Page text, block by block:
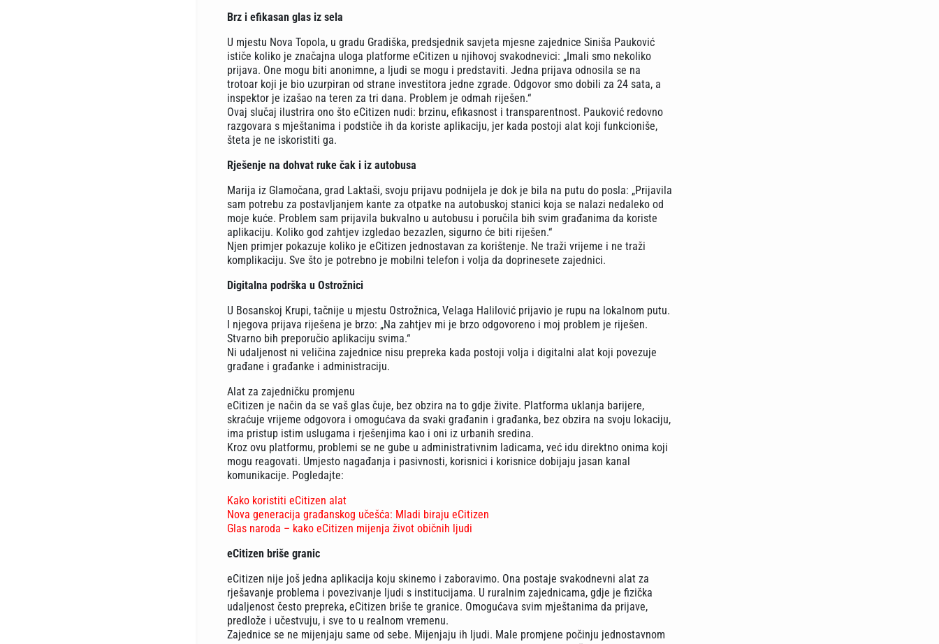
Brz i efikasan glas iz sela
U mjestu Nova Topola, u gradu Gradiška, predsjednik savjeta mjesne zajednice Siniša Pauković
ističe koliko je značajna uloga platforme eCitizen u njihovoj svakodnevici: „Imali smo nekoliko
prijava. One mogu biti anonimne, a ljudi se mogu i predstaviti. Jedna prijava odnosila se na
trotoar koji je bio uzurpiran od strane investitora jedne zgrade. Odgovor smo dobili za 24 sata, a
inspektor je izašao na teren za tri dana. Problem je odmah riješen.“
Ovaj slučaj ilustrira ono što eCitizen nudi: brzinu, efikasnost i transparentnost. Pauković redovno
razgovara s mještanima i podstiče ih da koriste aplikaciju, jer kada postoji alat koji funkcioniše,
šteta je ne iskoristiti ga.
Rješenje na dohvat ruke čak i iz autobusa
Marija iz Glamočana, grad Laktaši, svoju prijavu podnijela je dok je bila na putu do posla: „Prijavila
sam potrebu za postavljanjem kante za otpatke na autobuskoj stanici koja se nalazi nedaleko od
moje kuće. Problem sam prijavila bukvalno u autobusu i poručila bih svim građanima da koriste
aplikaciju. Koliko god zahtjev izgledao bezazlen, sigurno će biti riješen.“
Njen primjer pokazuje koliko je eCitizen jednostavan za korištenje. Ne traži vrijeme i ne traži
komplikaciju. Sve što je potrebno je mobilni telefon i volja da doprinesete zajednici.
Digitalna podrška u Ostrožnici
U Bosanskoj Krupi, tačnije u mjestu Ostrožnica, Velaga Halilović prijavio je rupu na lokalnom putu.
I njegova prijava riješena je brzo: „Na zahtjev mi je brzo odgovoreno i moj problem je riješen.
Stvarno bih preporučio aplikaciju svima.“
Ni udaljenost ni veličina zajednice nisu prepreka kada postoji volja i digitalni alat koji povezuje
građane i građanke i administraciju.
Alat za zajedničku promjenu
eCitizen je način da se vaš glas čuje, bez obzira na to gdje živite. Platforma uklanja barijere,
skraćuje vrijeme odgovora i omogućava da svaki građanin i građanka, bez obzira na svoju lokaciju,
ima pristup istim uslugama i rješenjima kao i oni iz urbanih sredina.
Kroz ovu platformu, problemi se ne gube u administrativnim ladicama, već idu direktno onima koji
mogu reagovati. Umjesto nagađanja i pasivnosti, korisnici i korisnice dobijaju jasan kanal
komunikacije. Pogledajte:
Kako koristiti eCitizen alat
Nova generacija građanskog učešća: Mladi biraju eCitizen
Glas naroda – kako eCitizen mijenja život običnih ljudi
eCitizen briše granic
eCitizen nije još jedna aplikacija koju skinemo i zaboravimo. Ona postaje svakodnevni alat za
rješavanje problema i povezivanje ljudi s institucijama. U ruralnim zajednicama, gdje je fizička
udaljenost često prepreka, eCitizen briše te granice. Omogućava svim mještanima da prijave,
predlože i učestvuju, i sve to u realnom vremenu.
Zajednice se ne mijenjaju same od sebe. Mijenjaju ih ljudi. Male promjene počinju jednostavnom